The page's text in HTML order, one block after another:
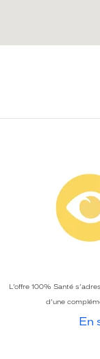
L’offre 100% Santé
d’une
En